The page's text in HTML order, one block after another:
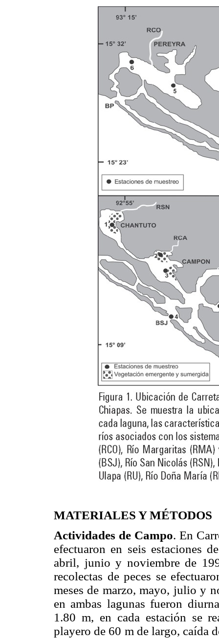
MATERIALES Y MÉTODOS
Actividades de Campo. En
efectuaron en seis estaciones
abril, junio y noviembre de
recolectas de peces se
meses de marzo, mayo, julio y
en ambas lagunas fueron
1.80 m, en cada estación se
playero de 60 m de largo, caída